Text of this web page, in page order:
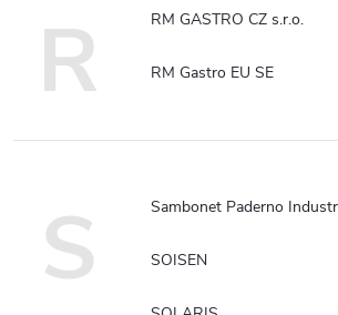
R RM GASTRO CZ s.r.o.
RM Gastro EU SE
S Sambonet Paderno
SOISEN